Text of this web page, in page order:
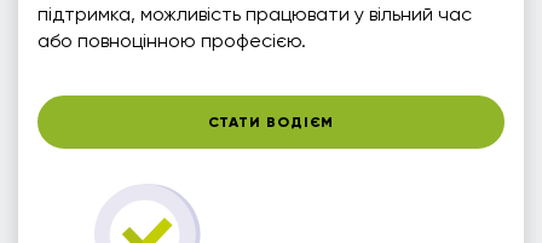
підтримка, можливість працювати у вільний час
або повноцінною професією.
СТАТИ ВОДІЄМ